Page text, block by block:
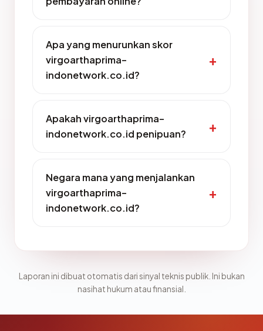
Apa yang menurunkan skor
virgoarthaprima-
indonetwork.co.id?
Apakah virgoarthaprima-
indonetwork.co.id penipuan?
Negara mana yang menjalankan
virgoarthaprima-
indonetwork.co.id?
Laporan ini dibuat otomatis dari sinyal teknis publik. Ini bukan
nasihat hukum atau finansial.